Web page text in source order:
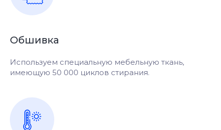
Обшивка
Используем специальную мебельную ткань,
имеющую 50 000 циклов стирания.